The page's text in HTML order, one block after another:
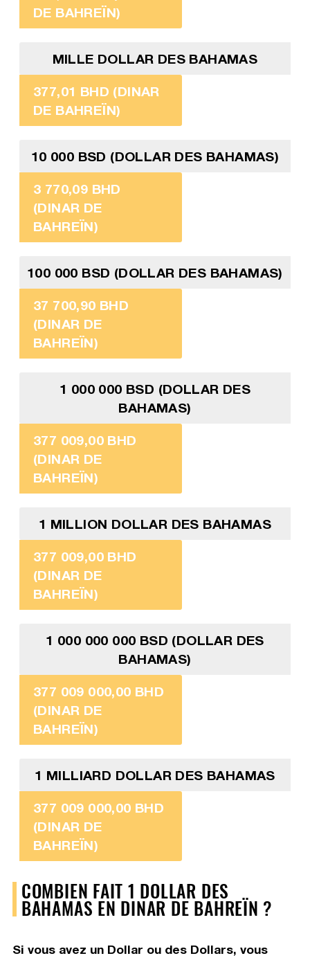
DE BAHREÏN)
MILLE DOLLAR DES BAHAMAS
377,01 BHD (DINAR
DE BAHREÏN)
10 000 BSD (DOLLAR DES BAHAMAS)
3 770,09 BHD
(DINAR DE
BAHREÏN)
100 000 BSD (DOLLAR DES BAHAMAS)
37 700,90 BHD
(DINAR DE
BAHREÏN)
1 000 000 BSD (DOLLAR DES
BAHAMAS)
377 009,00 BHD
(DINAR DE
BAHREÏN)
1 MILLION DOLLAR DES BAHAMAS
377 009,00 BHD
(DINAR DE
BAHREÏN)
1 000 000 000 BSD (DOLLAR DES
BAHAMAS)
377 009 000,00 BHD
(DINAR DE
BAHREÏN)
1 MILLIARD DOLLAR DES BAHAMAS
377 009 000,00 BHD
(DINAR DE
BAHREÏN)
COMBIEN FAIT 1 DOLLAR DES
BAHAMAS EN DINAR DE BAHREÏN ?
Si vous avez un Dollar ou des Dollars, vous